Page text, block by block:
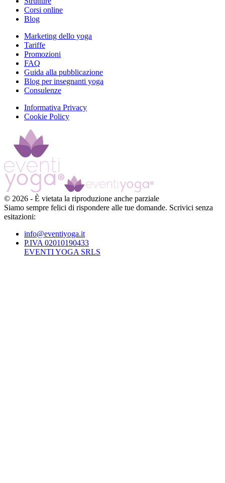
Corsi online
Blog
Marketing dello yoga
Tariffe
Promozioni
FAQ
Guida alla pubblicazione
Blog per insegnanti yoga
Consulenze
Informativa Privacy
Cookie Policy
© 2026 - È vietata la riproduzione anche parziale
Siamo sempre felici di rispondere alle tue domande. Scrivici senza
esitazioni:
info@eventiyoga.it
P.IVA 02010190433
EVENTI YOGA SRLS